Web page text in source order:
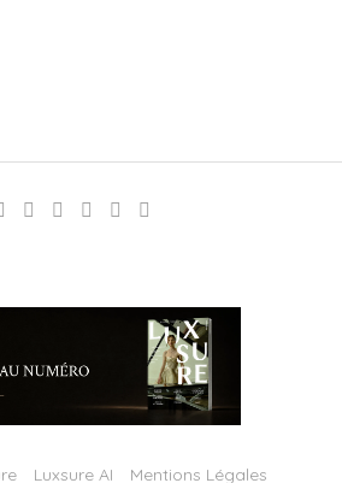
Luxsure AI
Mentions Légales